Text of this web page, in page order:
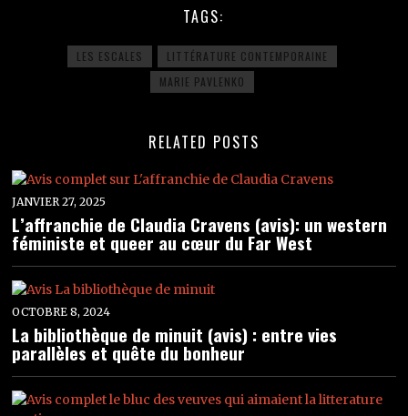
TAGS:
LES ESCALES
LITTÉRATURE CONTEMPORAINE
MARIE PAVLENKO
RELATED POSTS
JANVIER 27, 2025
L’affranchie de Claudia Cravens (avis): un western
féministe et queer au cœur du Far West
OCTOBRE 8, 2024
La bibliothèque de minuit (avis) : entre vies
parallèles et quête du bonheur